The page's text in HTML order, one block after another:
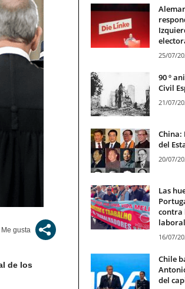
de los
25/07/
90 º
Civil
21/07/
China:
del
20/07/
Las
contra
16/07/
Chile
del